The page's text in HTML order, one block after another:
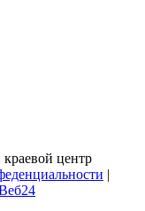
центр
|